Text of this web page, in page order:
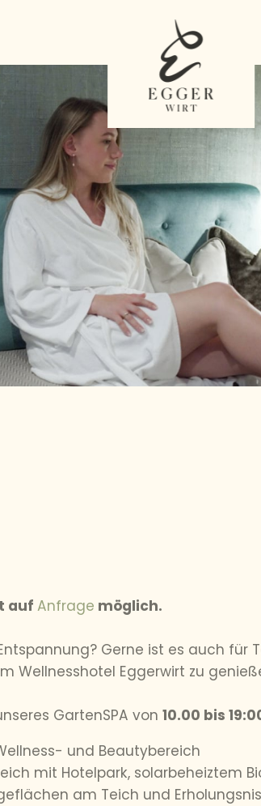
aufAnfrage möglich.
Gerne ist es auch
Wellnesshotel Eggerwirt zu
GartenSPA von10.00 bis
und Beautybereich
mit Hotelpark, solarbeheiztem
am Teich und